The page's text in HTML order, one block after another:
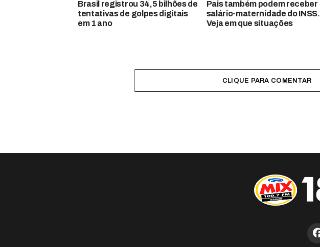
Brasil registrou 34,5 bilhões de
tentativas de golpes digitais
em 1 ano
Pais também podem receber
salário-maternidade do INSS.
Veja em que situações
CLIQUE PARA COMENTAR